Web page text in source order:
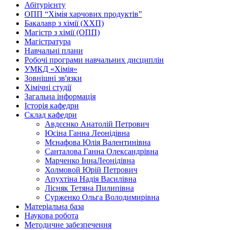
Абітурієнту
ОПП “Хімія харчових продуктів”
Бакалавр з хімії (ХХП)
Магістр з хімії (ОПП)
Магістратура
Навчальні плани
Робочі програми навчальних дисциплін
УМКД «Хімія»
Зовнішні зв'язки
Хімічні студії
Загальна інформація
Історія кафедри
Склад кафедри
Авдєєнко Анатолій Петрович
Юсіна Ганна Леонідівна
Мєнафова Юлія Валентинівна
Санталова Ганна Олександрівна
Марченко ІннаЛеонідівна
Холмовой Юрій Петрович
Апухтіна Надія Василівна
Лісняк Тетяна Пилипівна
Сурженко Ольга Володимирівна
Матеріальна база
Наукова робота
Методичне забезпечення